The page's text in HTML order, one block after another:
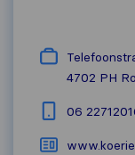
4702 PH
06